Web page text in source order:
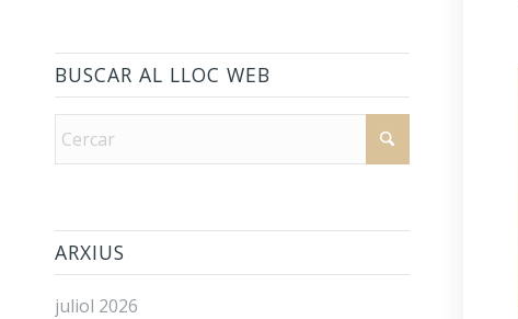
BUSCAR AL LLOC WEB
ARXIUS
juliol 2026